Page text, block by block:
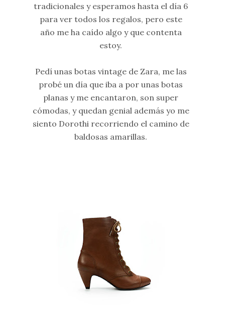
tradicionales y esperamos hasta el día 6
para ver todos los regalos, pero este
año me ha caído algo y que contenta
estoy.
Pedí unas botas vintage de Zara, me las
probé un día que iba a por unas botas
planas y me encantaron, son super
cómodas, y quedan genial además yo me
siento Dorothi recorriendo el camino de
baldosas amarillas.